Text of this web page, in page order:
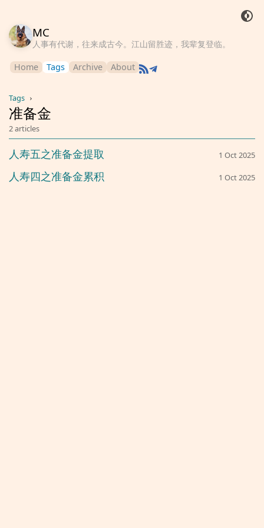
MC
人事有代谢，往来成古今。江山留胜迹，我辈复登临。
Home Tags Archive About
Tags ›
准备金
2 articles
人寿五之准备金提取 1 Oct 2025
人寿四之准备金累积 1 Oct 2025